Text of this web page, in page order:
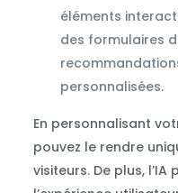
éléments
des formulaires
personnalisées.
En personnalisant
pouvez le rendre
visiteurs. De plus,